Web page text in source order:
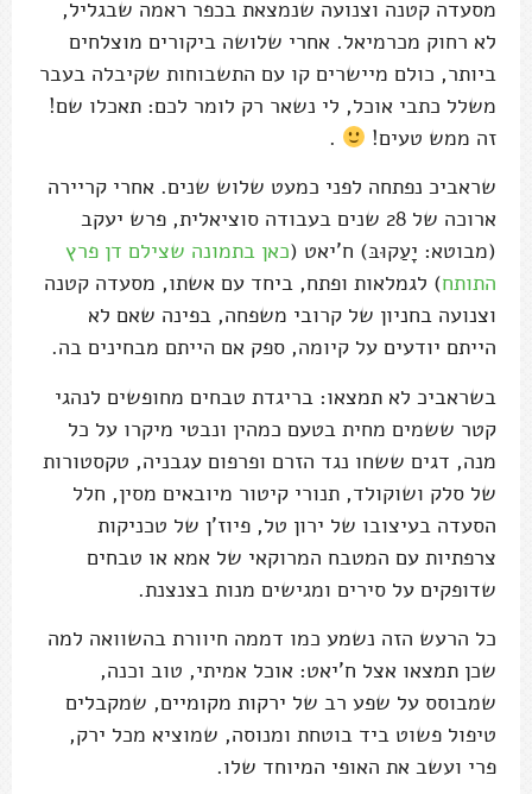
מסעדה קטנה וצנועה שנמצאת בכפר ראמה שבגליל,
לא רחוק מכרמיאל. אחרי שלושה ביקורים מוצלחים
ביותר, כולם מיישרים קו עם התשבוחות שקיבלה בעבר
משלל כתבי אוכל, לי נשאר רק לומר לכם: תאכלו שם!
זה ממש טעים!
.
שראביכ נפתחה לפני כמעט שלוש שנים. אחרי קריירה
ארוכה של 28 שנים בעבודה סוציאלית, פרש יעקב
(מבוטא: יָעַקוּבּ) ח'יאט (כאן בתמונה שצילם דן פרץ
התותח) לגמלאות ופתח, ביחד עם אשתו, מסעדה קטנה
וצנועה בחניון של קרובי משפחה, בפינה שאם לא
הייתם יודעים על קיומה, ספק אם הייתם מבחינים בה.
בשראביכ לא תמצאו: בריגדת טבחים מחופשים לנהגי
קטר ששמים מחית בטעם כמהין ונבטי מיקרו על כל
מנה, דגים ששחו נגד הזרם ופרפום עגבניה, טקסטורות
של סלק ושוקולד, תנורי קיטור מיובאים מסין, חלל
הסעדה בעיצובו של ירון טל, פיוז'ן של טכניקות
צרפתיות עם המטבח המרוקאי של אמא או טבחים
שדופקים על סירים ומגישים מנות בצנצנת.
כל הרעש הזה נשמע כמו דממה חיוורת בהשוואה למה
שכן תמצאו אצל ח'יאט: אוכל אמיתי, טוב וכנה,
שמבוסס על שפע רב של ירקות מקומיים, שמקבלים
טיפול פשוט ביד בוטחת ומנוסה, שמוציא מכל ירק,
פרי ועשב את האופי המיוחד שלו.